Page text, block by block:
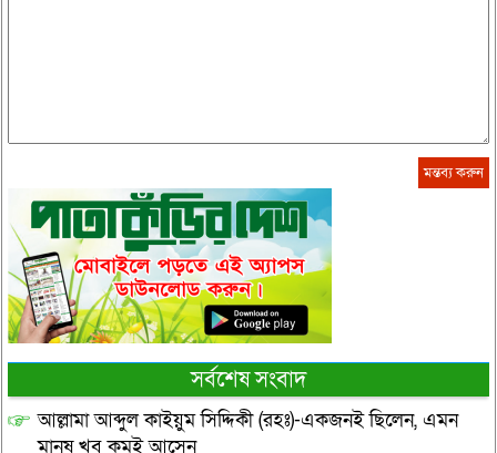
সর্বশেষ সংবাদ
আল্লামা আব্দুল কাইয়ুম সিদ্দিকী (রহঃ)-একজনই ছিলেন, এমন
মানুষ খুব কমই আসেন